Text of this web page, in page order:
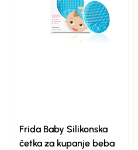
Frida Baby Silikonska
četka za kupanje beba